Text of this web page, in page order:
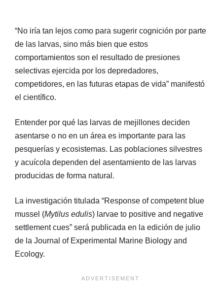
“No iría tan lejos como para sugerir cognición por parte
de las larvas, sino más bien que estos
comportamientos son el resultado de presiones
selectivas ejercida por los depredadores,
competidores, en las futuras etapas de vida” manifestó
el científico.
Entender por qué las larvas de mejillones deciden
asentarse o no en un área es importante para las
pesquerías y ecosistemas. Las poblaciones silvestres
y acuícola dependen del asentamiento de las larvas
producidas de forma natural.
La investigación titulada “Response of competent blue
mussel (Mytilus edulis) larvae to positive and negative
settlement cues” será publicada en la edición de julio
de la Journal of Experimental Marine Biology and
Ecology.